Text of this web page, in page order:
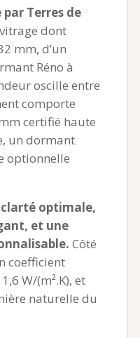
Terres de
dont
mm, d’un
Réno à
oscille entre
comporte
certifié haute
un dormant
optionnelle
optimale,
et une
Côté
coefficient
W/(m².K), et
naturelle du